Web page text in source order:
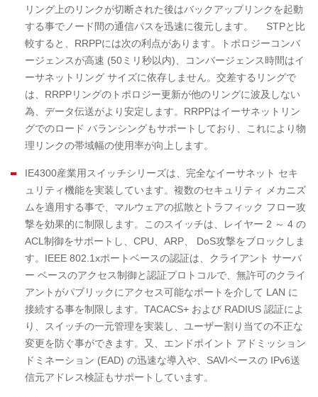
リング上のリンクが切断された後はバックアップリンクを起動
する事でノード間の通信パスを迅速に復元します。 STPと比
較すると、RRPPには次の利点があります。トポロジーコンバ
ージェンスが高速 (50ミリ秒以内)、コンバージェンス時間はイ
ーサネットリング サイズに依存しません。交差するリングで
は、RRPPリングのトポロジー更新が他のリングに波及しない
為、データ伝送がより安定します。RRPPはイーサネットリン
グでのロード バランシングもサポートしており、これにより物
理リンクの帯域幅の使用率が向上します。
IE4300産業用スイッチシリーズは、完全なイーサネット セキ
ュリティ機能を実装しています。複数のセキュリティ メカニズ
ムを適用する事で、マルウェアの拡散とトラフィック フロー攻
撃を効果的に制限します。このスイッチは、レイヤー 2 ～ 4 の
ACL制御をサポートし、CPU、ARP、 DoS攻撃をブロックしま
す。IEEE 802.1xポートベースの認証は、クライアント サーバ
ー ベースのアクセス制御と認証プロトコルで、無許可のクライ
アントがパブリックにアクセス可能なポートを介して LAN に
接続する事を制限します。TACACS+ および RADIUS 認証によ
り、スイッチの一元管理を実装し、ユーザー割り当ての不正な
変更を防ぐ事ができます。又、エンドポイント アドミッション
ドミネーション (EAD) の迅速な導入や、SAVIベースの IPv6送
信元アドレス検証もサポートしています。